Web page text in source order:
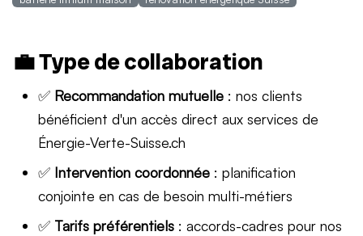
💼 Type de collaboration
✅ Recommandation mutuelle : nos clients
bénéficient d'un accès direct aux services de
Énergie-Verte-Suisse.ch
✅ Intervention coordonnée : planification
conjointe en cas de besoin multi-métiers
✅ Tarifs préférentiels : accords-cadres pour nos